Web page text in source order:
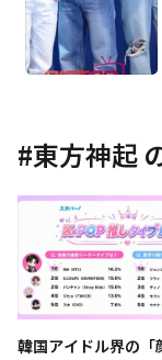
#東方神起
韓国アイドル界の「